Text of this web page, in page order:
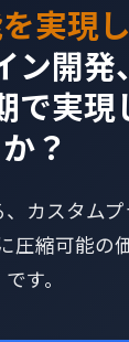
実現
ン開発
で実現
か？
カスタムプ
圧縮可能の
です。